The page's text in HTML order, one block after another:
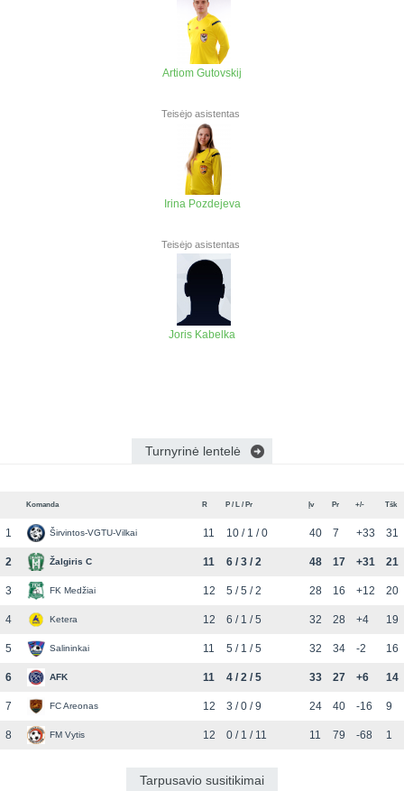
Artiom Gutovskij
Teisėjo asistentas
Irina Pozdejeva
Teisėjo asistentas
Joris Kabelka
Turnyrinė lentelė
Komanda R P / L / Pr Įv Pr +/- Tšk
1 Širvintos-VGTU-Vilkai 11 10 / 1 / 0 40 7 +33 31
2 Žalgiris C 11 6 / 3 / 2 48 17 +31 21
3 FK Medžiai 12 5 / 5 / 2 28 16 +12 20
4 Ketera 12 6 / 1 / 5 32 28 +4 19
5 Salininkai 11 5 / 1 / 5 32 34 -2 16
6 AFK 11 4 / 2 / 5 33 27 +6 14
7 FC Areonas 12 3 / 0 / 9 24 40 -16 9
8 FM Vytis 12 0 / 1 / 11 11 79 -68 1
Tarpusavio susitikimai